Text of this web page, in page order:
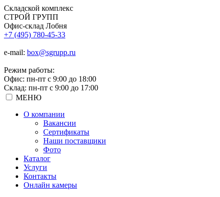
Складской комплекс
СТРОЙ ГРУПП
Офис-склад Лобня
+7 (495) 780-45-33
e-mail: box@sgrupp.ru
Режим работы:
Офис: пн-пт с 9:00 до 18:00
Склад: пн-пт с 9:00 до 17:00
МЕНЮ
О компании
Вакансии
Сертификаты
Наши поставщики
Фото
Каталог
Услуги
Контакты
Онлайн камеры